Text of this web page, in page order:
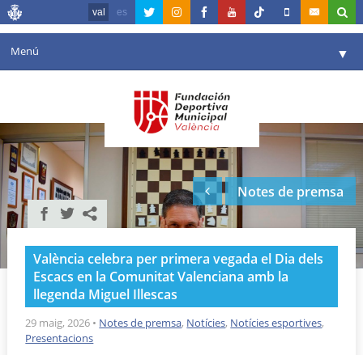
val es
Menú ▼
Agenda
Instal·lacions ▼
Comunicació ▼
València en esport
Portal de Transparència
Reserves
Notes de premsa
València celebra per primera vegada el Dia dels
Escacs en la Comunitat Valenciana amb la
llegenda Miguel Illescas
29 maig, 2026 • Notes de premsa, Notícies, Notícies esportives,
Presentacions